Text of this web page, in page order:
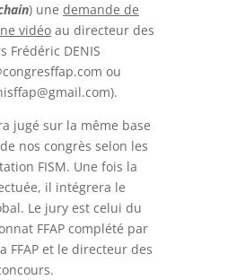
) une demande de
vidéoau directeur des
Frédéric DENIS
ou
jugé sur la même base
nos congrès selon les
FISM. Une fois la
il intégrera le
Le jury est celui du
FFAP complété par
FFAP et le directeur des